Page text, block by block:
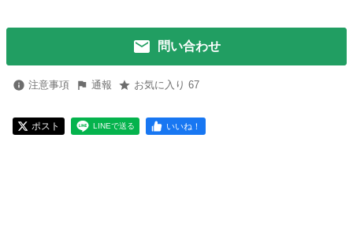
問い合わせ
注意事項 通報 お気に入り 67
ポスト LINEで送る いいね！